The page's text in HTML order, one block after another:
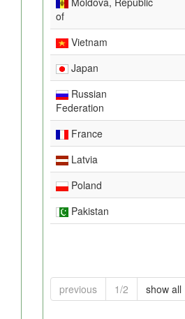
of
Vietnam
Japan
Russian
Federation
France
Latvia
Poland
Pakistan
previous 1/2 show all